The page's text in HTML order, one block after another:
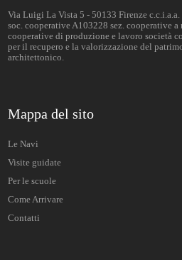
Via Luigi La Vista 5 - 50133 Firenze
soc. cooperative A103228 sez. cooperative
cooperative di produzione e lavoro società
per il recupero e la valorizzazione del
architettonico.
Mappa del sito
Le Navi
Visite guidate
Per le scuole
Come Arrivare
Contatti